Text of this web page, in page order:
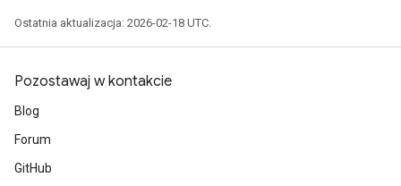
Ostatnia aktualizacja: 2026-02-18 UTC.
Pozostawaj w kontakcie
Blog
Forum
GitHub